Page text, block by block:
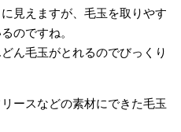
見えますが、毛玉を取りやす
のですね。
ん毛玉がとれるのでびっくり
ースなどの素材にできた毛玉